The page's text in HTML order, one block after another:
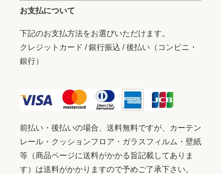
お支払について
下記のお支払方法をお選びいただけます。
クレジットカード / 銀行振込 / 後払い（コンビニ・
銀行）
前払い・後払いの場合、送料無料ですが、カーテン
レール・クッションフロア・ガラスフィルム・壁紙
等（商品ページに送料がかかる旨記載してありま
す）は送料がかかりますので予めご了承下さい。